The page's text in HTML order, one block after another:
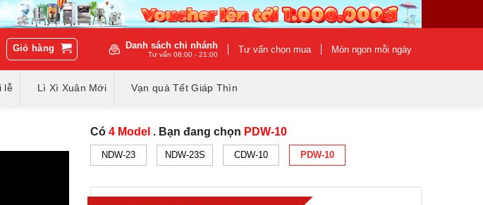
Giỏ hàng Danh sách chi nhánh
Tư vấn 08:00 - 21:00 Tư vấn chọn mua Món ngon mỗi ngày
lễ Lì Xì Xuân Mới Vạn quà Tết Giáp Thìn
Có 4 Model . Bạn đang chọn PDW-10
NDW-23 NDW-23S CDW-10 PDW-10